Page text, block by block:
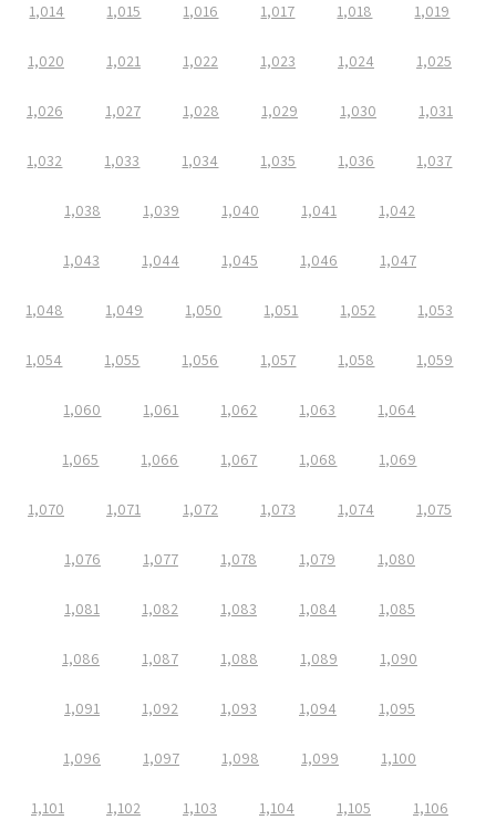
1,014 1,015 1,016 1,017 1,018 1,019
1,020 1,021 1,022 1,023 1,024 1,025
1,026 1,027 1,028 1,029 1,030 1,031
1,032 1,033 1,034 1,035 1,036 1,037
1,038 1,039 1,040 1,041 1,042
1,043 1,044 1,045 1,046 1,047
1,048 1,049 1,050 1,051 1,052 1,053
1,054 1,055 1,056 1,057 1,058 1,059
1,060 1,061 1,062 1,063 1,064
1,065 1,066 1,067 1,068 1,069
1,070 1,071 1,072 1,073 1,074 1,075
1,076 1,077 1,078 1,079 1,080
1,081 1,082 1,083 1,084 1,085
1,086 1,087 1,088 1,089 1,090
1,091 1,092 1,093 1,094 1,095
1,096 1,097 1,098 1,099 1,100
1,101 1,102 1,103 1,104 1,105 1,106